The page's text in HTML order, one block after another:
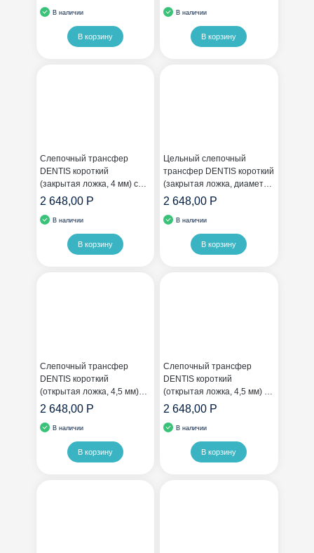
В наличии
В корзину
В наличии
В корзину
Слепочный трансфер
DENTIS короткий
(закрытая ложка, 4 мм) с
шестигранником
2 648,00 Р
В наличии
В корзину
Цельный слепочный
трансфер DENTIS короткий
(закрытая ложка, диаметр
4,5 мм)
2 648,00 Р
В наличии
В корзину
Слепочный трансфер
DENTIS короткий
(открытая ложка, 4,5 мм)
без шестигранника
2 648,00 Р
В наличии
В корзину
Слепочный трансфер
DENTIS короткий
(открытая ложка, 4,5 мм) с
шестигранником
2 648,00 Р
В наличии
В корзину